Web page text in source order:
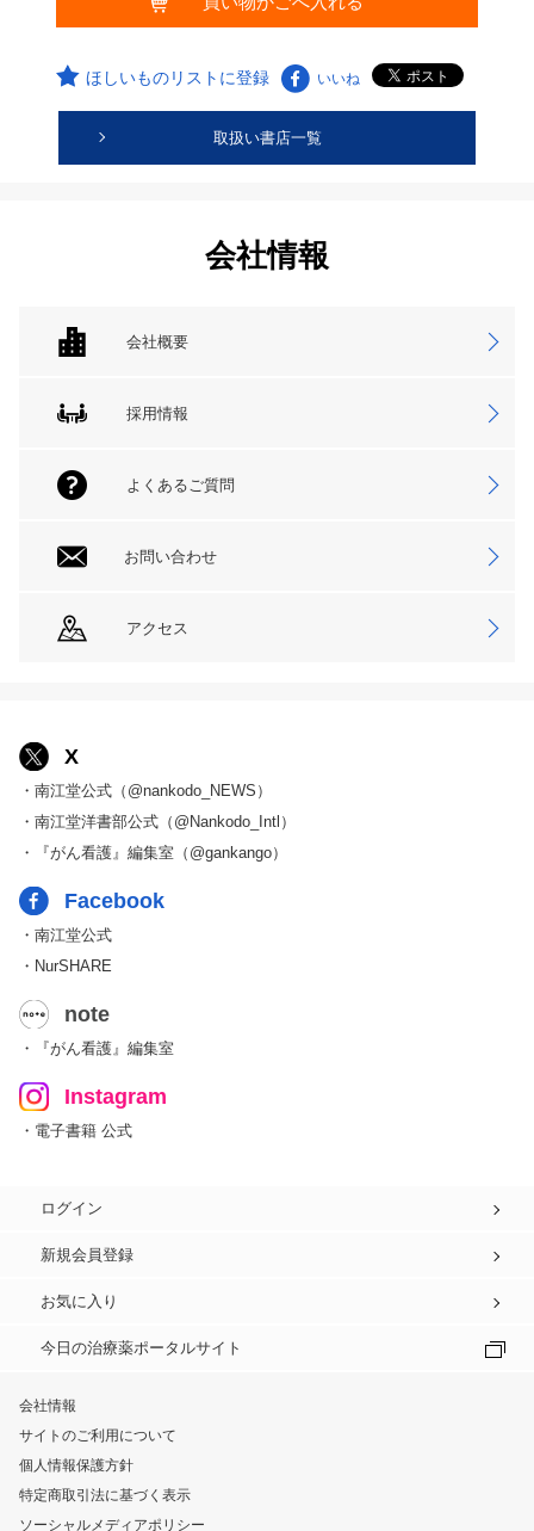
ほしいものリストに登録 いいね
取扱い書店一覧
会社情報
会社概要
採用情報
よくあるご質問
お問い合わせ
アクセス
X
・南江堂公式（@nankodo_NEWS）
・南江堂洋書部公式（@Nankodo_Intl）
・『がん看護』編集室（@gankango）
Facebook
・南江堂公式
・NurSHARE
note
・『がん看護』編集室
Instagram
・電子書籍 公式
ログイン
新規会員登録
お気に入り
今日の治療薬ポータルサイト
会社情報
サイトのご利用について
個人情報保護方針
特定商取引法に基づく表示
ソーシャルメディアポリシー